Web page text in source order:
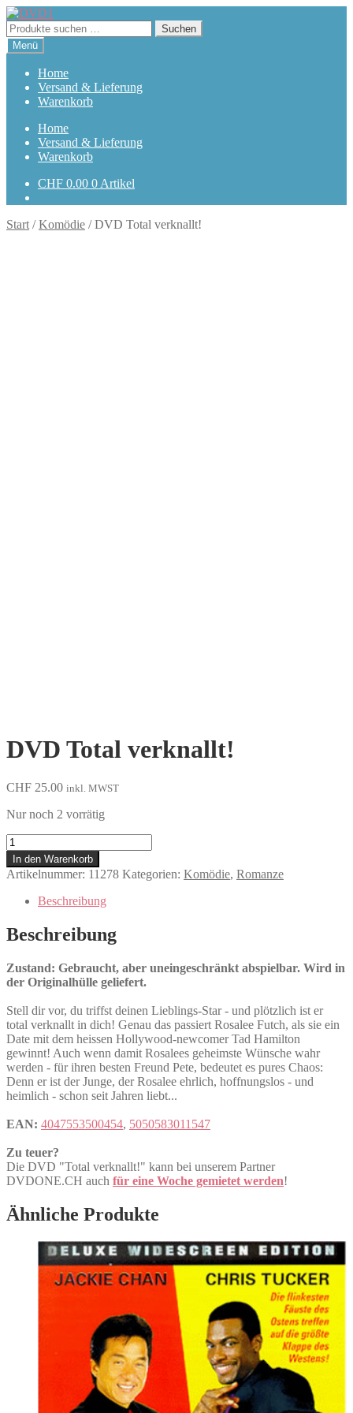
Zur
Navigation
springen
Zum
Inhalt
springen
Suchen
nach:
Suchen
Menü
Home
Versand & Lieferung
Warenkorb
Home
Versand & Lieferung
Warenkorb
CHF 0.00 0 Artikel
Start /Komödie /DVD Total verknallt!
DVD Total verknallt!
CHF 25.00 inkl. MWST
Nur noch 2 vorrätig
Total
verknallt!
Menge
In den Warenkorb
Artikelnummer: 11278 Kategorien: Komödie, Romanze
Beschreibung
Beschreibung
Zustand: Gebraucht, aber uneingeschränkt abspielbar. Wird in
der Originalhülle geliefert.
Stell dir vor, du triffst deinen Lieblings-Star - und plötzlich ist er
total verknallt in dich! Genau das passiert Rosalee Futch, als sie ein
Date mit dem heissen Hollywood-newcomer Tad Hamilton
gewinnt! Auch wenn damit Rosalees geheimste Wünsche wahr
werden - für ihren besten Freund Pete, bedeutet es pures Chaos:
Denn er ist der Junge, der Rosalee ehrlich, hoffnungslos - und
heimlich - schon seit Jahren liebt...
EAN: 4047553500454, 5050583011547
Zu teuer?
Die DVD "Total verknallt!" kann bei unserem Partner
DVDONE.CH auch für eine Woche gemietet werden!
Ähnliche Produkte